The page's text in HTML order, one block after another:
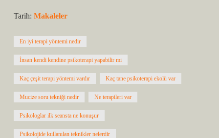
Tarih: Makaleler
En iyi terapi yöntemi nedir
İnsan kendi kendine psikoterapi yapabilir mi
Kaç çeşit terapi yöntemi vardır Kaç tane psikoterapi ekolü var
Mucize soru tekniği nedir Ne terapileri var
Psikologlar ilk seansta ne konuşur
Psikolojide kullanılan teknikler nelerdir